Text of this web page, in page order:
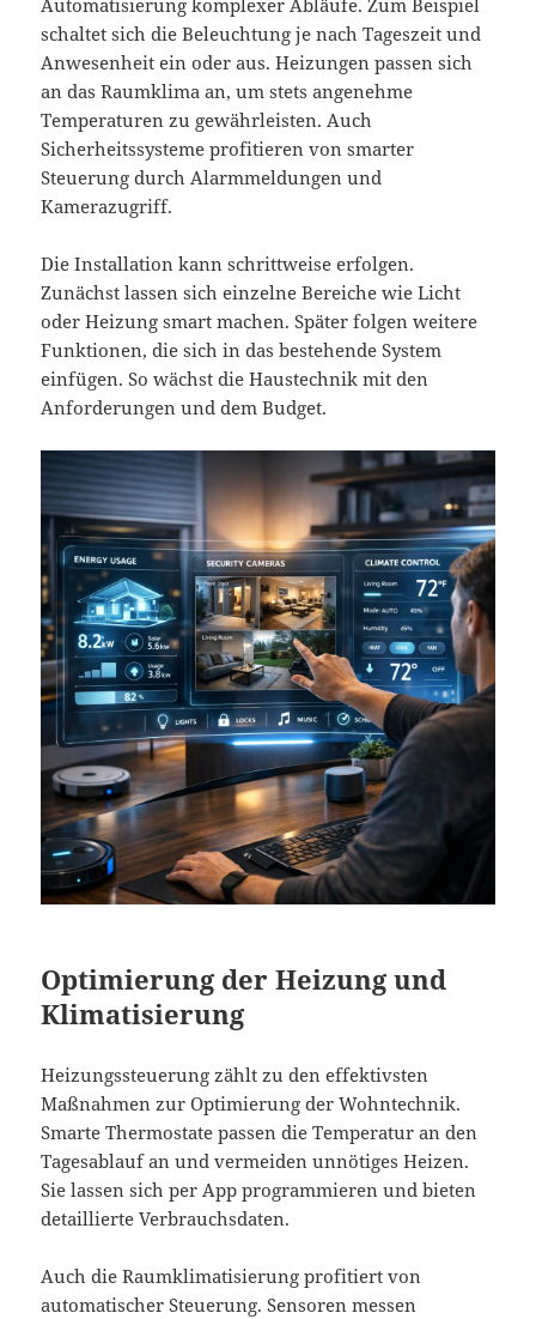
schaltet sich die Beleuchtung je nach Tageszeit und
Anwesenheit ein oder aus. Heizungen passen sich
an das Raumklima an, um stets angenehme
Temperaturen zu gewährleisten. Auch
Sicherheitssysteme profitieren von smarter
Steuerung durch Alarmmeldungen und
Kamerazugriff.
Die Installation kann schrittweise erfolgen.
Zunächst lassen sich einzelne Bereiche wie Licht
oder Heizung smart machen. Später folgen weitere
Funktionen, die sich in das bestehende System
einfügen. So wächst die Haustechnik mit den
Anforderungen und dem Budget.
Optimierung der Heizung und
Klimatisierung
Heizungssteuerung zählt zu den effektivsten
Maßnahmen zur Optimierung der Wohntechnik.
Smarte Thermostate passen die Temperatur an den
Tagesablauf an und vermeiden unnötiges Heizen.
Sie lassen sich per App programmieren und bieten
detaillierte Verbrauchsdaten.
Auch die Raumklimatisierung profitiert von
automatischer Steuerung. Sensoren messen